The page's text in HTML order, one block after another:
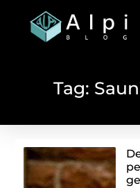
Tag: